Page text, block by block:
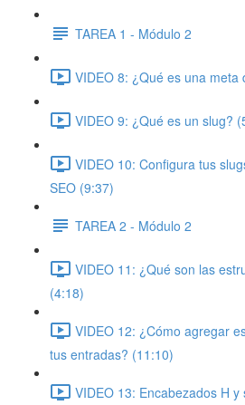
TAREA 1 - Módulo 2
VIDEO 8: ¿Qué es una meta
VIDEO 9: ¿Qué es un slug?
VIDEO 10: Configura tus
SEO (9:37)
TAREA 2 - Módulo 2
VIDEO 11: ¿Qué son las
(4:18)
VIDEO 12: ¿Cómo agregar
tus entradas? (11:10)
VIDEO 13: Encabezados H